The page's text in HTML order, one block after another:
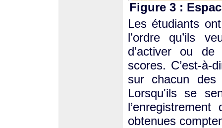
Figure 3 :
Les étudiants
l’ordre qu’ils
d’activer ou de
scores. C’est-à-
sur chacun des
Lorsqu'ils se
obtenues